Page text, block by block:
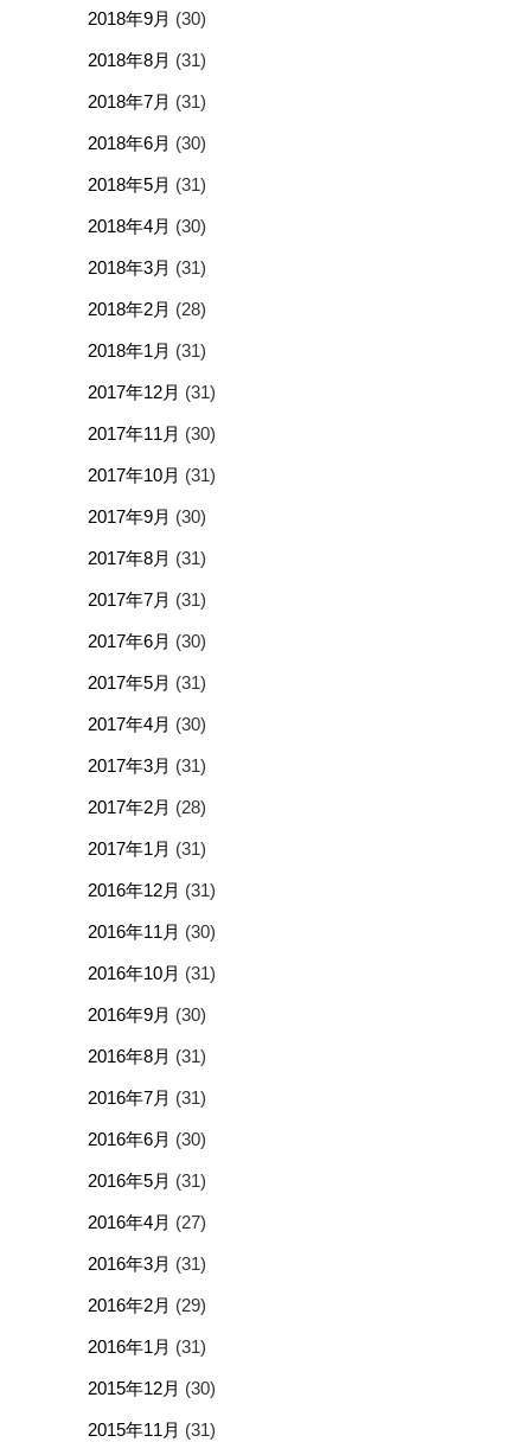
2018年9月 (30)
2018年8月 (31)
2018年7月 (31)
2018年6月 (30)
2018年5月 (31)
2018年4月 (30)
2018年3月 (31)
2018年2月 (28)
2018年1月 (31)
2017年12月 (31)
2017年11月 (30)
2017年10月 (31)
2017年9月 (30)
2017年8月 (31)
2017年7月 (31)
2017年6月 (30)
2017年5月 (31)
2017年4月 (30)
2017年3月 (31)
2017年2月 (28)
2017年1月 (31)
2016年12月 (31)
2016年11月 (30)
2016年10月 (31)
2016年9月 (30)
2016年8月 (31)
2016年7月 (31)
2016年6月 (30)
2016年5月 (31)
2016年4月 (27)
2016年3月 (31)
2016年2月 (29)
2016年1月 (31)
2015年12月 (30)
2015年11月 (31)